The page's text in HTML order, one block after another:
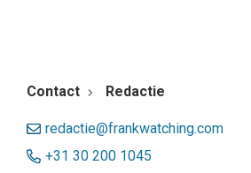
Contact Redactie
redactie@frankwatching.com
+31 30 200 1045